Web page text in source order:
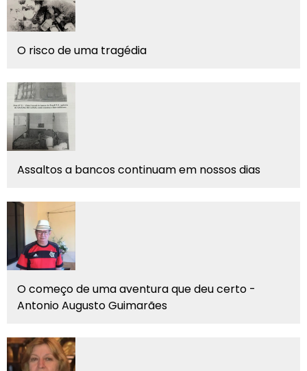
O risco de uma tragédia
Assaltos a bancos continuam em nossos dias
O começo de uma aventura que deu certo -
Antonio Augusto Guimarães